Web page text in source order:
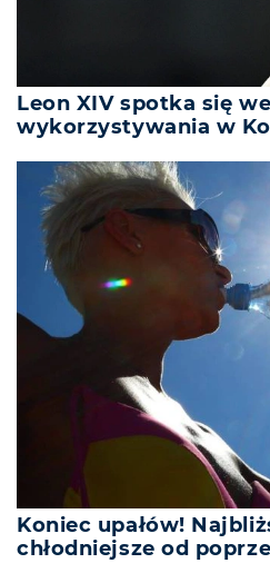
Leon XIV spotka się
wykorzystywania w
Koniec upałów!
chłodniejsze od